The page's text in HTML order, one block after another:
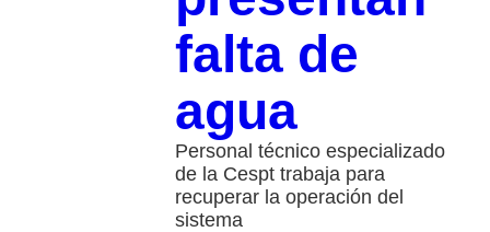
falta de
agua
Personal técnico especializado
de la Cespt trabaja para
recuperar la operación del
sistema